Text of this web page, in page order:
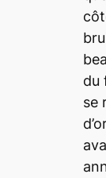
du
se